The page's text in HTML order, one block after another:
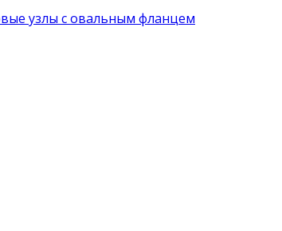
узлы с овальным фланцем